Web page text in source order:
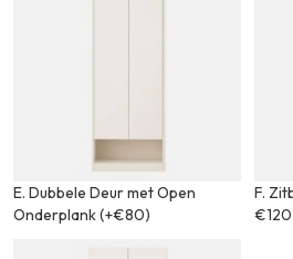
E. Dubbele Deur met Open
Onderplank (+€80)
F.